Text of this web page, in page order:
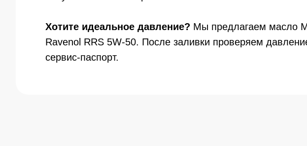
Хотите идеальное давление? Мы предлагаем масло
Ravenol RRS 5W-50. После заливки проверяем
сервис-паспорт.